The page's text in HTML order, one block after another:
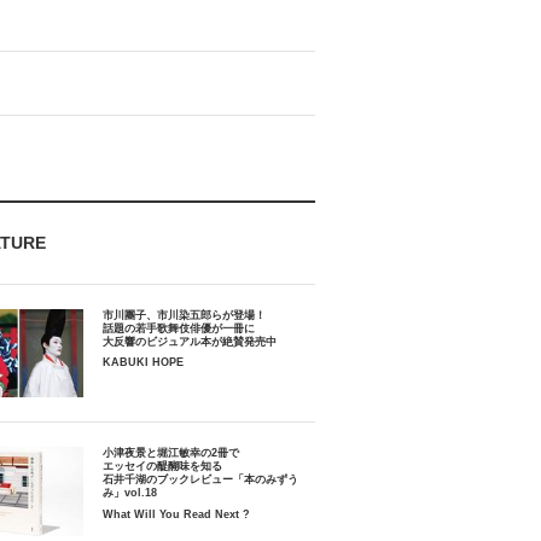
市川團子、市川染五郎らが登場！
話題の若手歌舞伎俳優が一冊に
大反響のビジュアル本が絶賛発売中
KABUKI HOPE
小津夜景と堀江敏幸の2冊で
エッセイの醍醐味を知る
石井千湖のブックレビュー「本のみずう
み」vol.18
What Will You Read Next ?